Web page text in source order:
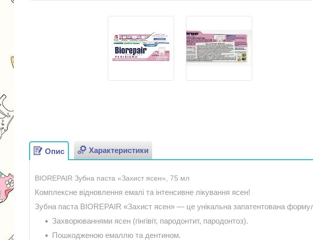
Опис Характеристики
BIOREPAIR Зубна паста «Захист ясен», 75 мл
Комплексне відновлення емалі та інтенсивне лікування ясен!
Зубна паста BIOREPAIR «Захист ясен» — це унікальна запатентована
Захворюваннями ясен (гінгівіт, пародонтит, пародонтоз).
Пошкодженою емаллю та дентином.